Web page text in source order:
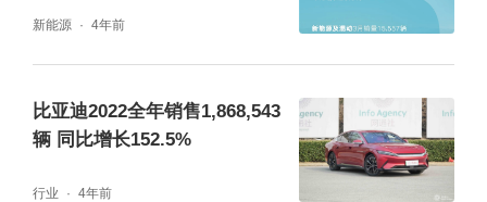
新能源 4年前
比亚迪2022全年销售1,868,543
辆 同比增长152.5%
行业 4年前